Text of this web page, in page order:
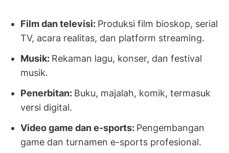
Film dan televisi: Produksi film bioskop, serial
TV, acara realitas, dan platform streaming.
Musik: Rekaman lagu, konser, dan festival
musik.
Penerbitan: Buku, majalah, komik, termasuk
versi digital.
Video game dan e-sports: Pengembangan
game dan turnamen e-sports profesional.